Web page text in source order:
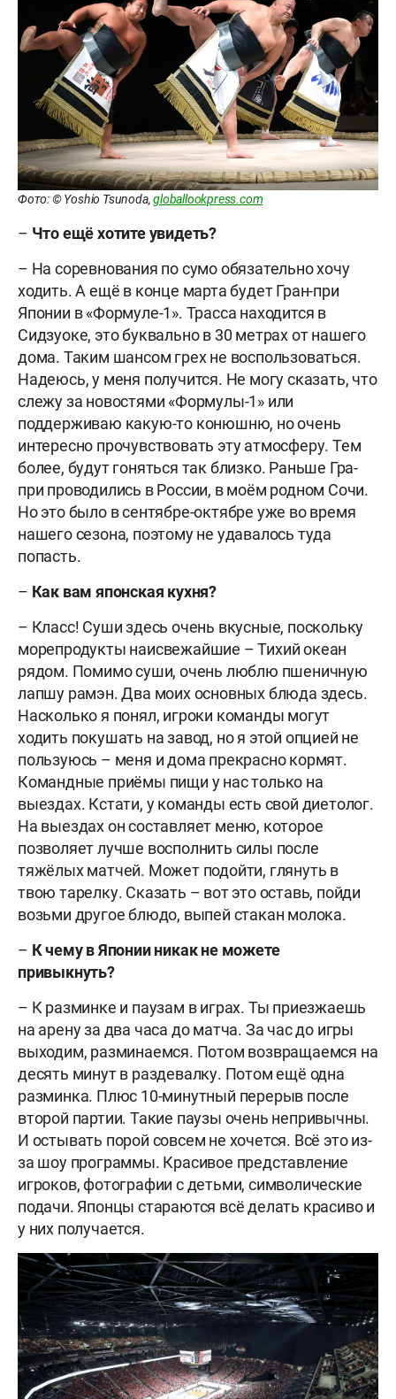
Фото: © Yoshio Tsunoda,globallookpress.com
– Что ещё хотите увидеть?
– На соревнования по сумо обязательно хочу
ходить. А ещё в конце марта будет Гран-при
Японии в «Формуле-1». Трасса находится в
Сидзуоке, это буквально в 30 метрах от нашего
дома. Таким шансом грех не воспользоваться.
Надеюсь, у меня получится. Не могу сказать, что
слежу за новостями «Формулы-1» или
поддерживаю какую-то конюшню, но очень
интересно прочувствовать эту атмосферу. Тем
более, будут гоняться так близко. Раньше Гра-
при проводились в России, в моём родном Сочи.
Но это было в сентябре-октябре уже во время
нашего сезона, поэтому не удавалось туда
попасть.
– Как вам японская кухня?
– Класс! Суши здесь очень вкусные, поскольку
морепродукты наисвежайшие – Тихий океан
рядом. Помимо суши, очень люблю пшеничную
лапшу рамэн. Два моих основных блюда здесь.
Насколько я понял, игроки команды могут
ходить покушать на завод, но я этой опцией не
пользуюсь – меня и дома прекрасно кормят.
Командные приёмы пищи у нас только на
выездах. Кстати, у команды есть свой диетолог.
На выездах он составляет меню, которое
позволяет лучше восполнить силы после
тяжёлых матчей. Может подойти, глянуть в
твою тарелку. Сказать – вот это оставь, пойди
возьми другое блюдо, выпей стакан молока.
– К чему в Японии никак не можете
привыкнуть?
– К разминке и паузам в играх. Ты приезжаешь
на арену за два часа до матча. За час до игры
выходим, разминаемся. Потом возвращаемся на
десять минут в раздевалку. Потом ещё одна
разминка. Плюс 10-минутный перерыв после
второй партии. Такие паузы очень непривычны.
И остывать порой совсем не хочется. Всё это из-
за шоу программы. Красивое представление
игроков, фотографии с детьми, символические
подачи. Японцы стараются всё делать красиво и
у них получается.